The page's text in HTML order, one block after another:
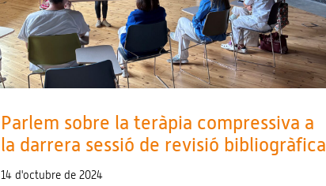
Parlem sobre la teràpia compressiva a
la darrera sessió de revisió bibliogràfica
14 d'octubre de 2024